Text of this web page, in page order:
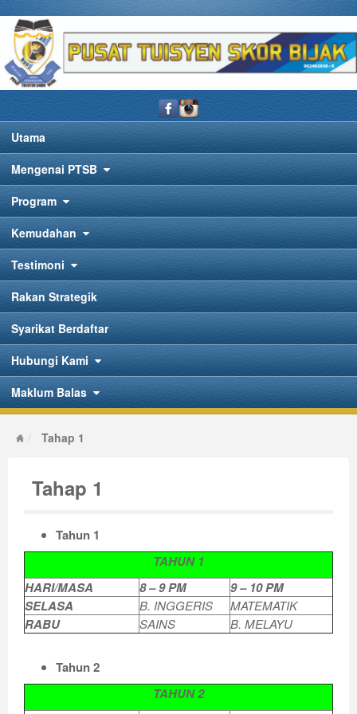
Utama
Mengenai PTSB
Program
Kemudahan
Testimoni
Rakan Strategik
Syarikat Berdaftar
Hubungi Kami
Maklum Balas
Tahap 1
Tahap 1
Tahun 1
TAHUN 1
HARI/MASA
8 – 9 PM
9 – 10 PM
SELASA
B. INGGERIS MATEMATIK
RABU SAINS B. MELAYU
Tahun 2
TAHUN 2